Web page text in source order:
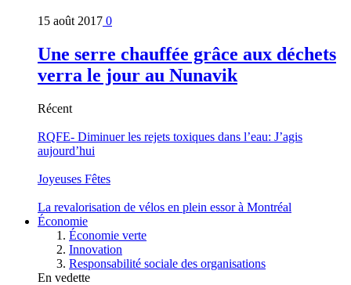
15 août 2017 0
Une serre chauffée grâce aux déchets
verra le jour au Nunavik
Récent
RQFE- Diminuer les rejets toxiques dans l’eau: J’agis
aujourd’hui
Joyeuses Fêtes
La revalorisation de vélos en plein essor à Montréal
Économie
Économie verte
Innovation
Responsabilité sociale des organisations
En vedette